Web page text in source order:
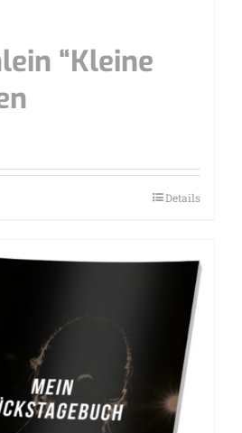
“Klei­ne
Details